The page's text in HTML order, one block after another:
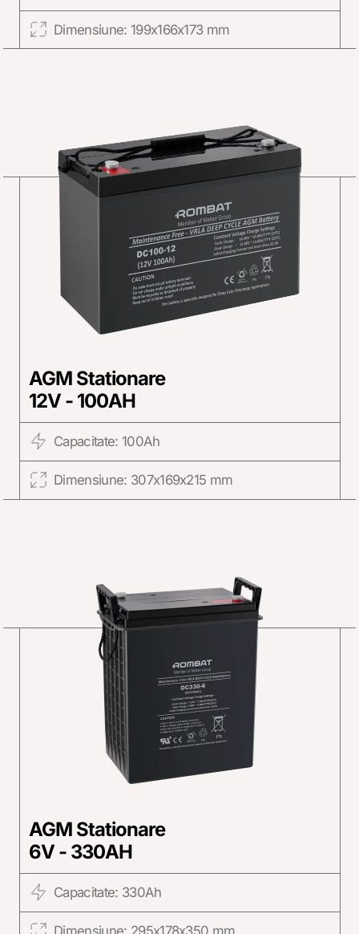
Dimensiune: 199x166x173 mm
AGM Stationare
12V - 100AH
Capacitate: 100Ah
Dimensiune: 307x169x215 mm
AGM Stationare
6V - 330AH
Capacitate: 330Ah
Dimensiune: 295x178x350 mm